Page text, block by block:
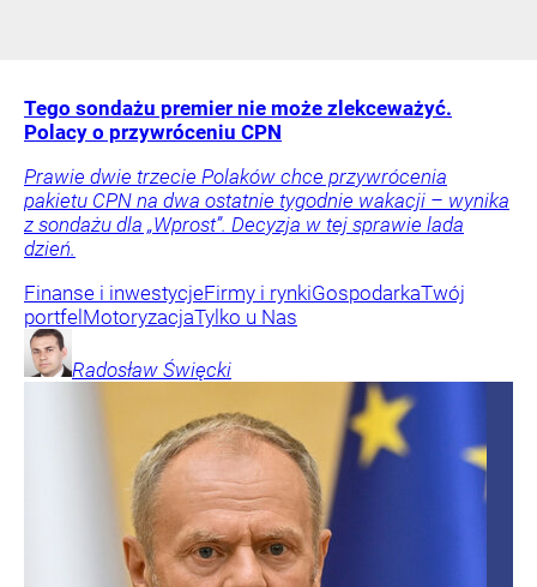
Tego sondażu premier nie może zlekceważyć.
Polacy o przywróceniu CPN
Prawie dwie trzecie Polaków chce przywrócenia
pakietu CPN na dwa ostatnie tygodnie wakacji – wynika
z sondażu dla „Wprost”. Decyzja w tej sprawie lada
dzień.
Finanse i inwestycjeFirmy i rynkiGospodarkaTwój
portfel MotoryzacjaTylko u Nas
Radosław Święcki